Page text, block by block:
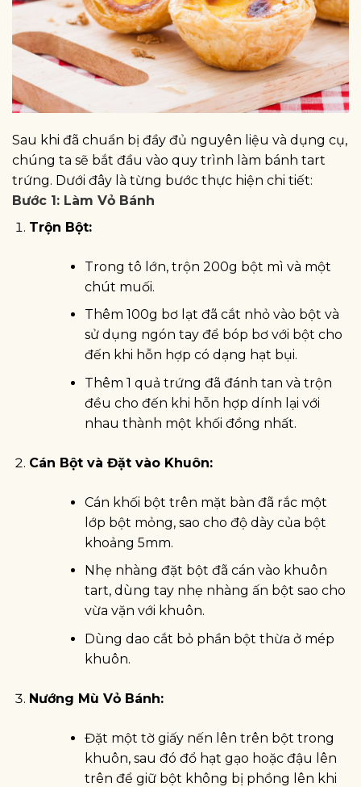
Sau khi đã chuẩn bị đầy đủ nguyên liệu và dụng cụ,
chúng ta sẽ bắt đầu vào quy trình làm bánh tart
trứng. Dưới đây là từng bước thực hiện chi tiết:
Bước 1: Làm Vỏ Bánh
Trộn Bột:
Trong tô lớn, trộn 200g bột mì và một
chút muối.
Thêm 100g bơ lạt đã cắt nhỏ vào bột và
sử dụng ngón tay để bóp bơ với bột cho
đến khi hỗn hợp có dạng hạt bụi.
Thêm 1 quả trứng đã đánh tan và trộn
đều cho đến khi hỗn hợp dính lại với
nhau thành một khối đồng nhất.
Cán Bột và Đặt vào Khuôn:
Cán khối bột trên mặt bàn đã rắc một
lớp bột mỏng, sao cho độ dày của bột
khoảng 5mm.
Nhẹ nhàng đặt bột đã cán vào khuôn
tart, dùng tay nhẹ nhàng ấn bột sao cho
vừa vặn với khuôn.
Dùng dao cắt bỏ phần bột thừa ở mép
khuôn.
Nướng Mù Vỏ Bánh:
Đặt một tờ giấy nến lên trên bột trong
khuôn, sau đó đổ hạt gạo hoặc đậu lên
trên để giữ bột không bị phồng lên khi